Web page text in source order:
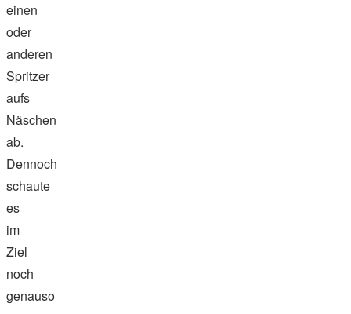
einen
oder
anderen
Spritzer
aufs
Näschen
ab.
Dennoch
schaute
es
im
Ziel
noch
genauso